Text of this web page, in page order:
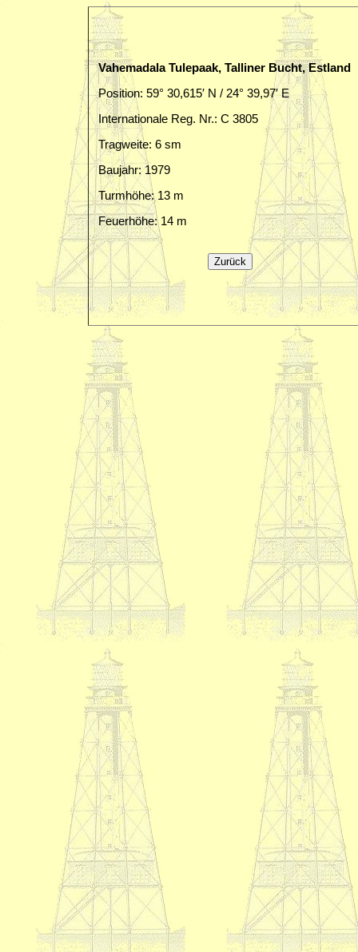
Vahemadala Tulepaak, Talliner Bucht, Estland
Position: 59° 30,615′ N / 24° 39,97′ E
Internationale Reg. Nr.: C 3805
Tragweite: 6 sm
Baujahr: 1979
Turmhöhe: 13 m
Feuerhöhe: 14 m